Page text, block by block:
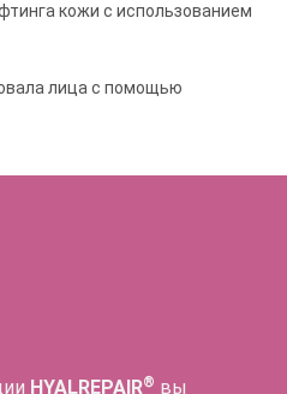
кожи с использованием
лица с помощью
HYALREPAIR® вы